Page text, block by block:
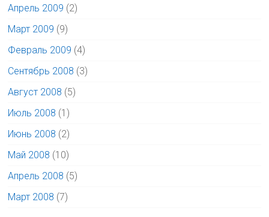
Апрель 2009 (2)
Март 2009 (9)
Февраль 2009 (4)
Сентябрь 2008 (3)
Август 2008 (5)
Июль 2008 (1)
Июнь 2008 (2)
Май 2008 (10)
Апрель 2008 (5)
Март 2008 (7)